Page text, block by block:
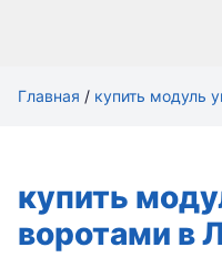
Главная / купить модуль
купить
воротами в